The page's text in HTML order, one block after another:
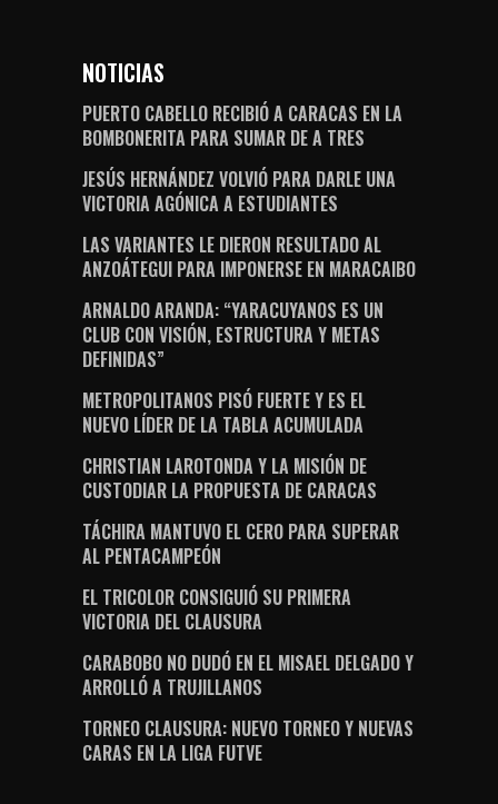
NOTICIAS
PUERTO CABELLO RECIBIÓ A CARACAS EN LA
BOMBONERITA PARA SUMAR DE A TRES
JESÚS HERNÁNDEZ VOLVIÓ PARA DARLE UNA
VICTORIA AGÓNICA A ESTUDIANTES
LAS VARIANTES LE DIERON RESULTADO AL
ANZOÁTEGUI PARA IMPONERSE EN MARACAIBO
ARNALDO ARANDA: “YARACUYANOS ES UN
CLUB CON VISIÓN, ESTRUCTURA Y METAS
DEFINIDAS”
METROPOLITANOS PISÓ FUERTE Y ES EL
NUEVO LÍDER DE LA TABLA ACUMULADA
CHRISTIAN LAROTONDA Y LA MISIÓN DE
CUSTODIAR LA PROPUESTA DE CARACAS
TÁCHIRA MANTUVO EL CERO PARA SUPERAR
AL PENTACAMPEÓN
EL TRICOLOR CONSIGUIÓ SU PRIMERA
VICTORIA DEL CLAUSURA
CARABOBO NO DUDÓ EN EL MISAEL DELGADO Y
ARROLLÓ A TRUJILLANOS
TORNEO CLAUSURA: NUEVO TORNEO Y NUEVAS
CARAS EN LA LIGA FUTVE